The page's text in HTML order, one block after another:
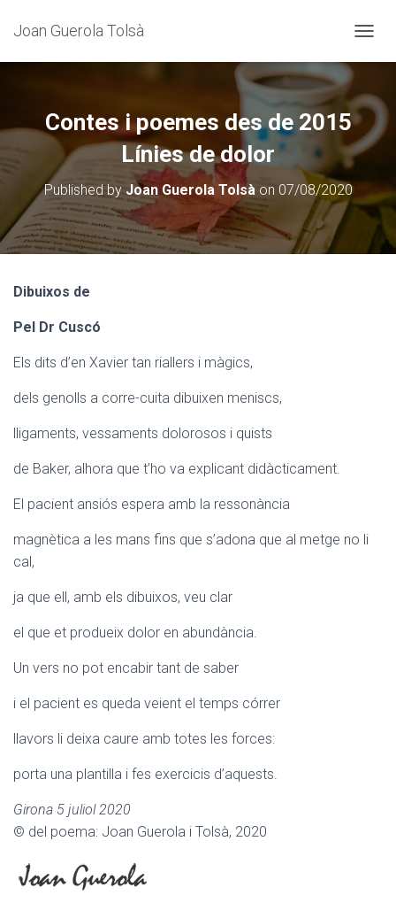
Joan Guerola Tolsà
A
V
A
L
A
V
G
Contes i poemes des de 2015
Línies de dolor
Published by Joan Guerola Tolsàon 07/08/2020
Dibuixos de
Pel Dr Cuscó
Els dits d’en Xavier tan riallers i màgics,
dels genolls a corre-cuita dibuixen meniscs,
lligaments, vessaments dolorosos i quists
de Baker, alhora que t’ho va explicant didàcticament.
El pacient ansiós espera amb la ressonància
magnètica a les mans fins que s’adona que al metge no li
cal,
ja que ell, amb els dibuixos, veu clar
el que et produeix dolor en abundància.
Un vers no pot encabir tant de saber
i el pacient es queda veient el temps córrer
llavors li deixa caure amb totes les forces:
porta una plantilla i fes exercicis d’aquests.
Girona 5 juliol 2020
© del poema: Joan Guerola i Tolsà, 2020